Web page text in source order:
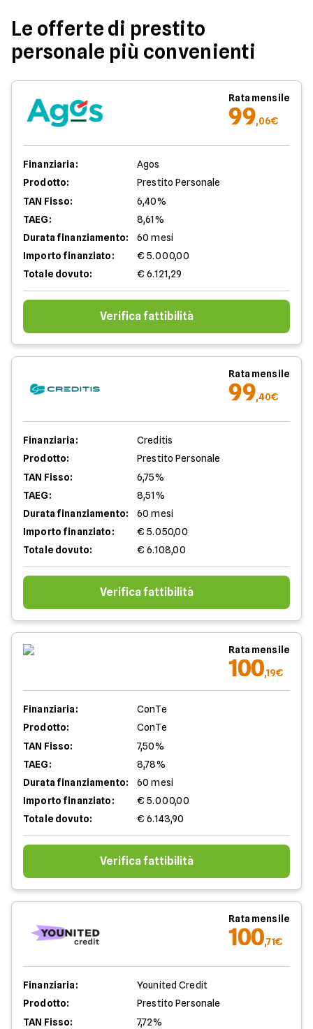
Le offerte di prestito
personale più convenienti
Rata mensile
99,06€
Finanziaria:
Agos
Prodotto:
Prestito Personale
TAN Fisso:
6,40%
TAEG:
8,61%
Durata finanziamento:
60 mesi
Importo finanziato:
€ 5.000,00
Totale dovuto:
€ 6.121,29
Verifica fattibilità
Rata mensile
99,40€
Finanziaria:
Creditis
Prodotto:
Prestito Personale
TAN Fisso:
6,75%
TAEG:
8,51%
Durata finanziamento:
60 mesi
Importo finanziato:
€ 5.050,00
Totale dovuto:
€ 6.108,00
Verifica fattibilità
Rata mensile
100,19€
Finanziaria:
ConTe
Prodotto:
ConTe
TAN Fisso:
7,50%
TAEG:
8,78%
Durata finanziamento:
60 mesi
Importo finanziato:
€ 5.000,00
Totale dovuto:
€ 6.143,90
Verifica fattibilità
Rata mensile
100,71€
Finanziaria:
Younited Credit
Prodotto:
Prestito Personale
TAN Fisso:
7,72%